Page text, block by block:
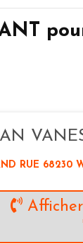
RUE 68230